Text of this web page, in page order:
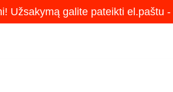
Užsakymą galite pateikti el.paštu -